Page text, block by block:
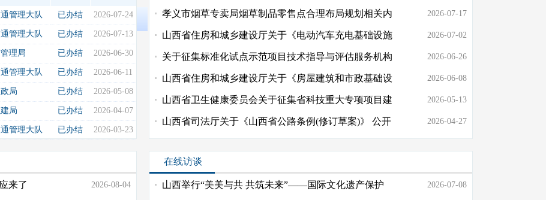
管理大队 已办结 2026-07-24
管理大队 已办结 2026-07-13
理局 已办结 2026-06-30
管理大队 已办结 2026-06-11
局 已办结 2026-05-08
局 已办结 2026-04-07
管理大队 已办结 2026-03-23
孝义市烟草专卖局烟草制品零售点合理布局规划相关内
2026-07-17
山西省住房和城乡建设厅关于《电动汽车充电基础设施
2026-07-02
关于征集标准化试点示范项目技术指导与评估服务机构
2026-06-26
山西省住房和城乡建设厅关于《房屋建筑和市政基础设
2026-06-08
山西省卫生健康委员会关于征集省科技重大专项项目建
2026-05-13
山西省司法厅关于《山西省公路条例(修订草案)》 公开
2026-04-27
来了 2026-08-04
在线访谈
山西举行“美美与共 共筑未来”——国际文化遗产保护
2026-07-08